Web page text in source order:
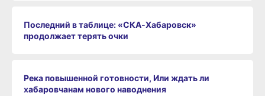
Последний в таблице: «СКА‑Хабаровск»
продолжает терять очки
Река повышенной готовности, Или ждать ли
хабаровчанам нового наводнения